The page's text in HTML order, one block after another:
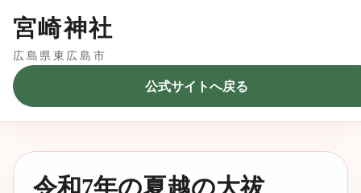
宮崎神社
広島県東広島市
公式サイトへ戻る
令和7年の夏越の大祓